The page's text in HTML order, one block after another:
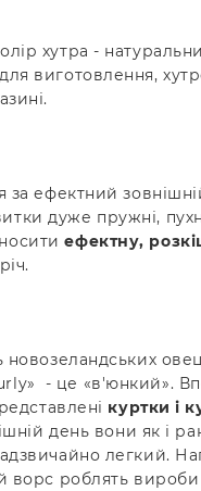
хутра -
виготовлення,
ефектний
дуже пружні,
ефектну,
- це «в'юнкий».
куртки і
день вони як і
легкий.
ворс роблять